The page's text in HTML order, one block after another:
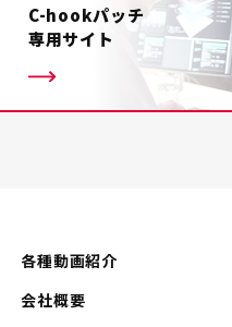
C-hookパッチ
専用サイト
各種動画紹介
会社概要